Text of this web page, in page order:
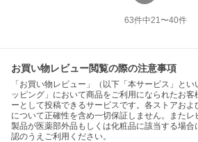
63件中21〜40件
お買い物レビュー閲覧の際の注意事項
「お買い物レビュー」（以下「本サービス」と
ッピング」において商品をご利用になられたお
ーとして投稿できるサービスです。各ストアお
について正確性を含め一切保証しません。またレ
製品が医薬部外品もしくは化粧品に該当する場
認のうえご利用ください。